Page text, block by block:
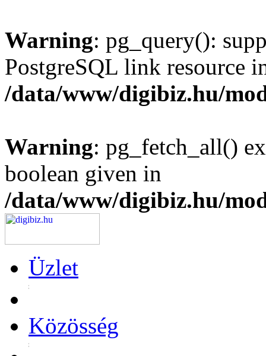
Warning: pg_query():
PostgreSQL link resource
/data/www/digibiz.hu/
Warning: pg_fetch_all()
boolean given in
/data/www/digibiz.hu/
Üzlet
Közösség